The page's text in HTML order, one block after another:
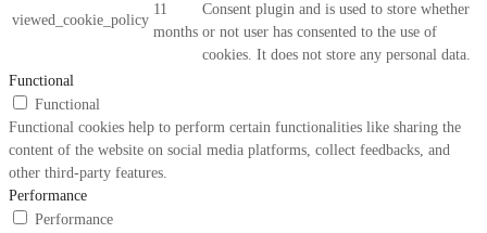
viewed_cookie_policy
11
months
Consent plugin and is used to store whether
or not user has consented to the use of
cookies. It does not store any personal data.
Functional
Functional
Functional cookies help to perform certain functionalities like sharing the
content of the website on social media platforms, collect feedbacks, and
other third-party features.
Performance
Performance